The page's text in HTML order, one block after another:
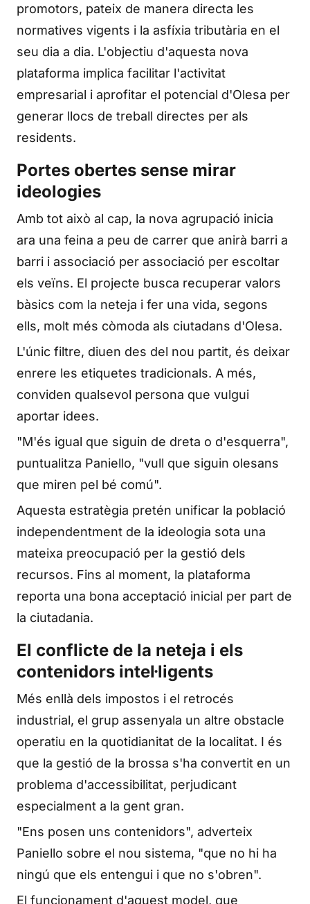
promotors, pateix de manera directa les
normatives vigents i la asfíxia tributària en el
seu dia a dia. L'objectiu d'aquesta nova
plataforma implica facilitar l'activitat
empresarial i aprofitar el potencial d'Olesa per
generar llocs de treball directes per als
residents.
Portes obertes sense mirar
ideologies
Amb tot això al cap, la nova agrupació inicia
ara una feina a peu de carrer que anirà barri a
barri i associació per associació per escoltar
els veïns. El projecte busca recuperar valors
bàsics com la neteja i fer una vida, segons
ells, molt més còmoda als ciutadans d'Olesa.
L'únic filtre, diuen des del nou partit, és deixar
enrere les etiquetes tradicionals. A més,
conviden qualsevol persona que vulgui
aportar idees.
"M'és igual que siguin de dreta o d'esquerra",
puntualitza Paniello, "vull que siguin olesans
que miren pel bé comú".
Aquesta estratègia pretén unificar la població
independentment de la ideologia sota una
mateixa preocupació per la gestió dels
recursos. Fins al moment, la plataforma
reporta una bona acceptació inicial per part de
la ciutadania.
El conflicte de la neteja i els
contenidors intel·ligents
Més enllà dels impostos i el retrocés
industrial, el grup assenyala un altre obstacle
operatiu en la quotidianitat de la localitat. I és
que la gestió de la brossa s'ha convertit en un
problema d'accessibilitat, perjudicant
especialment a la gent gran.
"Ens posen uns contenidors", adverteix
Paniello sobre el nou sistema, "que no hi ha
ningú que els entengui i que no s'obren".
El funcionament d'aquest model, que